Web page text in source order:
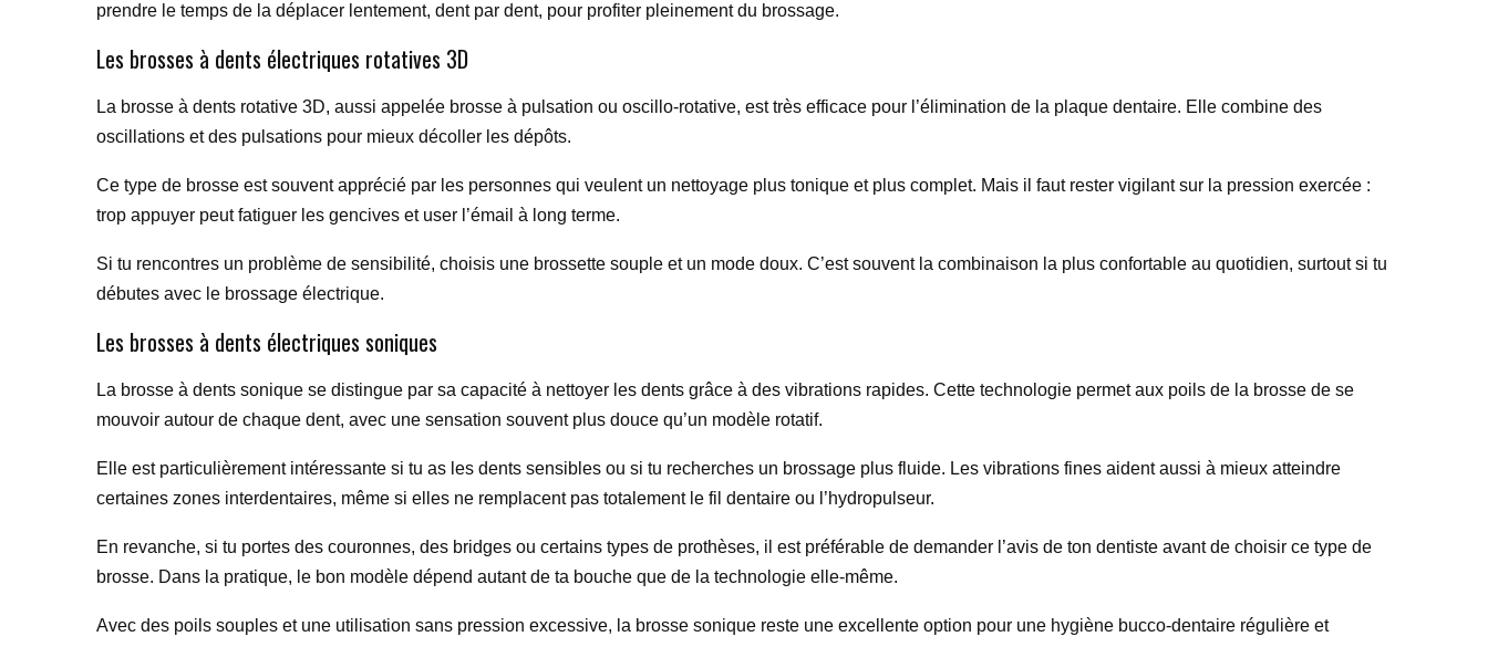
prendre le temps de la déplacer lentement, dent par dent, pour profiter pleinement du brossage.
Les brosses à dents électriques rotatives 3D
La brosse à dents rotative 3D, aussi appelée brosse à pulsation ou oscillo-rotative, est très efficace pour l’élimination de la plaque dentaire. Elle combine des
oscillations et des pulsations pour mieux décoller les dépôts.
Ce type de brosse est souvent apprécié par les personnes qui veulent un nettoyage plus tonique et plus complet. Mais il faut rester vigilant sur la pression exercée :
trop appuyer peut fatiguer les gencives et user l’émail à long terme.
Si tu rencontres un problème de sensibilité, choisis une brossette souple et un mode doux. C’est souvent la combinaison la plus confortable au quotidien, surtout si tu
débutes avec le brossage électrique.
Les brosses à dents électriques soniques
La brosse à dents sonique se distingue par sa capacité à nettoyer les dents grâce à des vibrations rapides. Cette technologie permet aux poils de la brosse de se
mouvoir autour de chaque dent, avec une sensation souvent plus douce qu’un modèle rotatif.
Elle est particulièrement intéressante si tu as les dents sensibles ou si tu recherches un brossage plus fluide. Les vibrations fines aident aussi à mieux atteindre
certaines zones interdentaires, même si elles ne remplacent pas totalement le fil dentaire ou l’hydropulseur.
En revanche, si tu portes des couronnes, des bridges ou certains types de prothèses, il est préférable de demander l’avis de ton dentiste avant de choisir ce type de
brosse. Dans la pratique, le bon modèle dépend autant de ta bouche que de la technologie elle-même.
Avec des poils souples et une utilisation sans pression excessive, la brosse sonique reste une excellente option pour une hygiène bucco-dentaire régulière et